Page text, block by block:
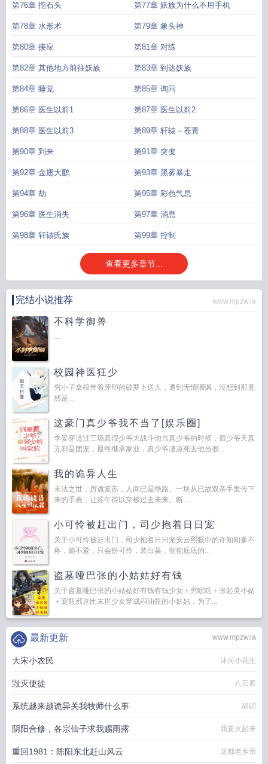
第76章 挖石头 第77章 妖族为什么不用手机
第78章 水形术 第79章 象头神
第80章 接应 第81章 对练
第82章 其他地方前往妖族 第83章 到达妖族
第84章 睡觉 第85章 询问
第86章 医生以前1 第87章 医生以前2
第88章 医生以前3 第89章 轩辕－苍青
第90章 到来 第91章 突变
第92章 金翅大鹏 第93章 黑雾暴走
第94章 劫 第95章 彩色气息
第96章 医生消失 第97章 消息
第98章 轩辕氏族 第99章 控制
查看更多章节...
完结小说推荐 www.mpzw.la
不科学御兽
...
校园神医狂少
穷小子拿根带着牙印的破萝卜送人，遭到无情嘲讽，没想到那竟
然是...
这豪门真少爷我不当了[娱乐圈]
季晏穿进过三场真假少爷大战斗他当真少爷的时候，假少爷天真
无邪是团宠，最终继承家业，真少爷凄凉死去他当假...
我的诡异人生
末法之世，厉诡复苏，人间已是绝路。一块从已故双亲手里传下
来的手表，让苏午得以穿梭过去未来。断...
小可怜被赶出门，司少抱着日日宠
关于小可怜被赶出门，司少抱着日日宠安云熙眼中的许知知爹不
疼，娘不爱，只会扮可怜，装白菜，彻彻底底的...
盗墓哑巴张的小姑姑好有钱
关于盗墓哑巴张的小姑姑好有钱有钱少女＋穷瞎瞎＋张起灵小姑
＋宠瓶邪逗比末世少女穿成闷油瓶的小姑姑，为了...
www.mpzw.la
最新更新
大宋小农民 沭河小花生
毁灭使徒 八云遮
系统越来越诡异关我牧师什么事 胡叨
阴阳合修，各宗仙子求我赐雨露 我要火起来
重回1981：陈阳东北赶山风云 龙都老乡亲